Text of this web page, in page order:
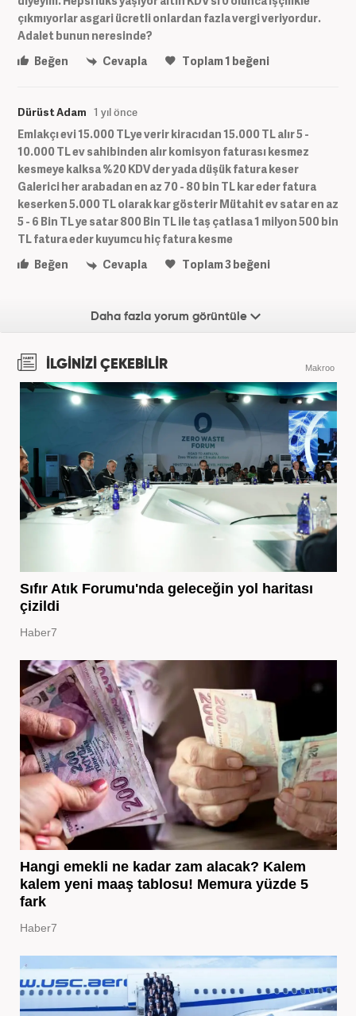
çıkmıyorlar asgari ücretli onlardan fazla vergi veriyordur.
Adalet bunun neresinde?
Beğen
Cevapla Toplam1 beğeni
Dürüst Adam 1 yıl önce
Emlakçı evi 15.000 TLye verir kiracıdan 15.000 TL alır 5 -
10.000 TL ev sahibinden alır komisyon faturası kesmez
kesmeye kalksa %20 KDV der yada düşük fatura keser
Galerici her arabadan en az 70 - 80 bin TL kar eder fatura
keserken 5.000 TL olarak kar gösterir Mütahit ev satar en az
5 - 6 Bin TL ye satar 800 Bin TL ile taş çatlasa 1 milyon 500 bin
TL fatura eder kuyumcu hiç fatura kesme
Beğen
Cevapla Toplam3beğeni
Daha fazla yorum görüntüle
İLGİNİZİ ÇEKEBİLİR Makroo
Sıfır Atık Forumu'nda geleceğin yol haritası
çizildi
Haber7
Hangi emekli ne kadar zam alacak? Kalem
kalem yeni maaş tablosu! Memura yüzde 5
fark
Haber7